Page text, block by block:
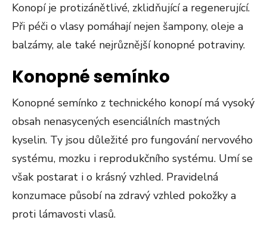
Konopí je protizánětlivé, zklidňující a regenerující.
Při péči o vlasy pomáhají nejen šampony, oleje a
balzámy, ale také nejrůznější konopné potraviny.
Konopné semínko
Konopné semínko z technického konopí má vysoký
obsah nenasycených esenciálních mastných
kyselin. Ty jsou důležité pro fungování nervového
systému, mozku i reprodukčního systému. Umí se
však postarat i o krásný vzhled. Pravidelná
konzumace působí na zdravý vzhled pokožky a
proti lámavosti vlasů.